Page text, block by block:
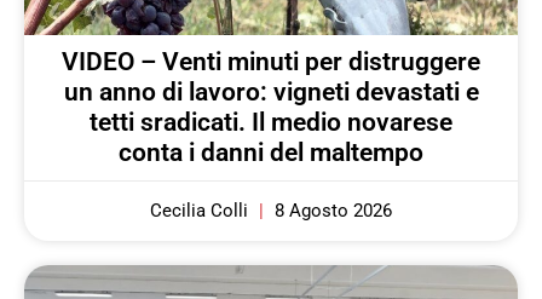
VIDEO – Venti minuti per distruggere
un anno di lavoro: vigneti devastati e
tetti sradicati. Il medio novarese
conta i danni del maltempo
Cecilia Colli 8 Agosto 2026